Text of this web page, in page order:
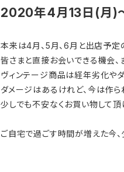
2020年4月13日(月)
本来は4月、5月、6月と出店予定
皆さまと直接お会いできる機会、
ヴィンテージ商品は経年劣化や
ダメージはあるけれど、今は作
少しでも不安なくお買い物して頂
ご自宅で過ごす時間が増えた今